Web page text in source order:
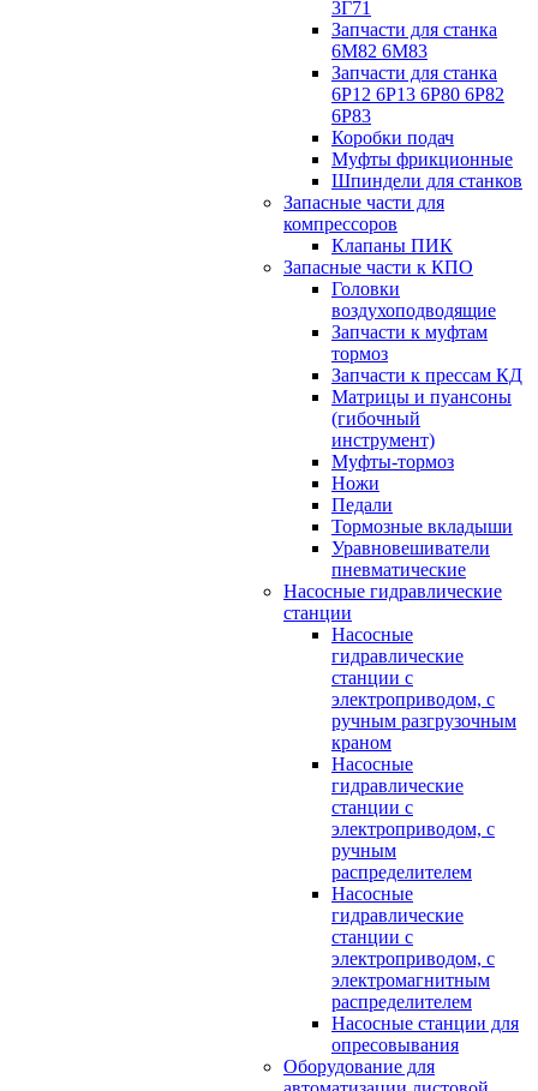
3Г71
Запчасти для станка
6М82 6М83
Запчасти для станка
6Р12 6Р13 6Р80 6Р82
6Р83
Коробки подач
Муфты фрикционные
Шпиндели для станков
Запасные части для
компрессоров
Клапаны ПИК
Запасные части к КПО
Головки
воздухоподводящие
Запчасти к муфтам
тормоз
Запчасти к прессам КД
Матрицы и пуансоны
(гибочный
инструмент)
Муфты-тормоз
Ножи
Педали
Тормозные вкладыши
Уравновешиватели
пневматические
Насосные гидравлические
станции
Насосные
гидравлические
станции с
электроприводом, с
ручным разгрузочным
краном
Насосные
гидравлические
станции с
электроприводом, с
ручным
распределителем
Насосные
гидравлические
станции с
электроприводом, с
электромагнитным
распределителем
Насосные станции для
опресовывания
Оборудование для